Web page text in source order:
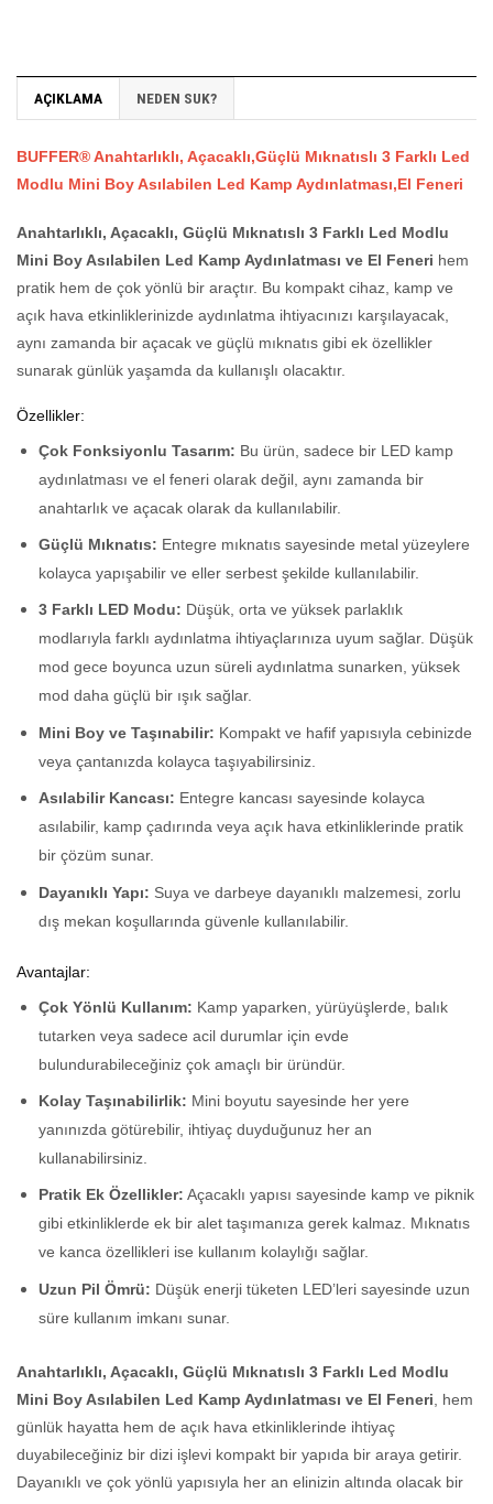
AÇIKLAMA NEDEN SUK?
BUFFER® Anahtarlıklı, Açacaklı,Güçlü Mıknatıslı 3 Farklı Led
Modlu Mini Boy Asılabilen Led Kamp Aydınlatması,El Feneri
Anahtarlıklı, Açacaklı, Güçlü Mıknatıslı 3 Farklı Led Modlu
Mini Boy Asılabilen Led Kamp Aydınlatması ve El Feneri hem
pratik hem de çok yönlü bir araçtır. Bu kompakt cihaz, kamp ve
açık hava etkinliklerinizde aydınlatma ihtiyacınızı karşılayacak,
aynı zamanda bir açacak ve güçlü mıknatıs gibi ek özellikler
sunarak günlük yaşamda da kullanışlı olacaktır.
Özellikler:
Çok Fonksiyonlu Tasarım: Bu ürün, sadece bir LED kamp
aydınlatması ve el feneri olarak değil, aynı zamanda bir
anahtarlık ve açacak olarak da kullanılabilir.
Güçlü Mıknatıs: Entegre mıknatıs sayesinde metal yüzeylere
kolayca yapışabilir ve eller serbest şekilde kullanılabilir.
3 Farklı LED Modu: Düşük, orta ve yüksek parlaklık
modlarıyla farklı aydınlatma ihtiyaçlarınıza uyum sağlar. Düşük
mod gece boyunca uzun süreli aydınlatma sunarken, yüksek
mod daha güçlü bir ışık sağlar.
Mini Boy ve Taşınabilir: Kompakt ve hafif yapısıyla cebinizde
veya çantanızda kolayca taşıyabilirsiniz.
Asılabilir Kancası: Entegre kancası sayesinde kolayca
asılabilir, kamp çadırında veya açık hava etkinliklerinde pratik
bir çözüm sunar.
Dayanıklı Yapı: Suya ve darbeye dayanıklı malzemesi, zorlu
dış mekan koşullarında güvenle kullanılabilir.
Avantajlar:
Çok Yönlü Kullanım: Kamp yaparken, yürüyüşlerde, balık
tutarken veya sadece acil durumlar için evde
bulundurabileceğiniz çok amaçlı bir üründür.
Kolay Taşınabilirlik: Mini boyutu sayesinde her yere
yanınızda götürebilir, ihtiyaç duyduğunuz her an
kullanabilirsiniz.
Pratik Ek Özellikler: Açacaklı yapısı sayesinde kamp ve piknik
gibi etkinliklerde ek bir alet taşımanıza gerek kalmaz. Mıknatıs
ve kanca özellikleri ise kullanım kolaylığı sağlar.
Uzun Pil Ömrü: Düşük enerji tüketen LED’leri sayesinde uzun
süre kullanım imkanı sunar.
Anahtarlıklı, Açacaklı, Güçlü Mıknatıslı 3 Farklı Led Modlu
Mini Boy Asılabilen Led Kamp Aydınlatması ve El Feneri , hem
günlük hayatta hem de açık hava etkinliklerinde ihtiyaç
duyabileceğiniz bir dizi işlevi kompakt bir yapıda bir araya getirir.
Dayanıklı ve çok yönlü yapısıyla her an elinizin altında olacak bir